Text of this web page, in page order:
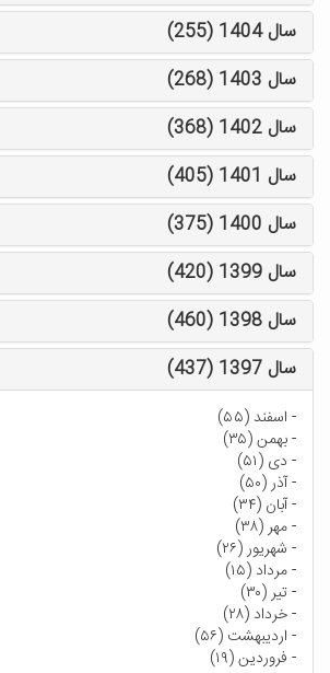
سال 1404 (255)
سال 1403 (268)
سال 1402 (368)
سال 1401 (405)
سال 1400 (375)
سال 1399 (420)
سال 1398 (460)
سال 1397 (437)
- اسفند (۵۵)
-بهمن (۳۵)
- دی (۵۱)
-آذر (۵۰)
-آبان (۳۴)
-مهر (۳۸)
- شهریور (۲۶)
-مرداد (۱۵)
-تیر (۳۰)
-خرداد (۲۸)
- اردیبهشت (۵۶)
- فروردین (۱۹)